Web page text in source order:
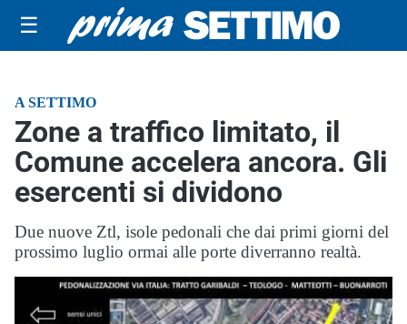
☰
A SETTIMO
Zone a traffico limitato, il
Comune accelera ancora. Gli
esercenti si dividono
Due nuove Ztl, isole pedonali che dai primi giorni del
prossimo luglio ormai alle porte diverranno realtà.